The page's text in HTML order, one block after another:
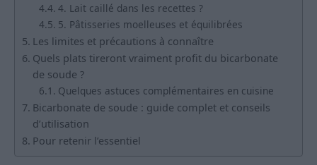
4. Lait caillé dans les recettes ?
5. Pâtisseries moelleuses et équilibrées
Les limites et précautions à connaître
Quels plats tireront vraiment profit du bicarbonate
de soude ?
Quelques astuces complémentaires en cuisine
Bicarbonate de soude : guide complet et conseils
d’utilisation
Pour retenir l’essentiel